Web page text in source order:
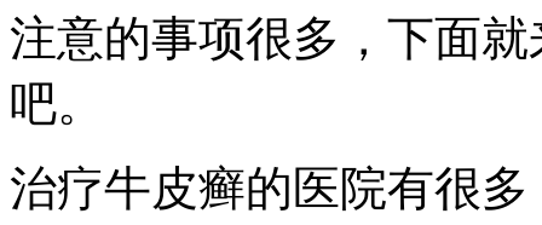
注意的事项很多，下面
吧。
治疗牛皮癣的医院有很